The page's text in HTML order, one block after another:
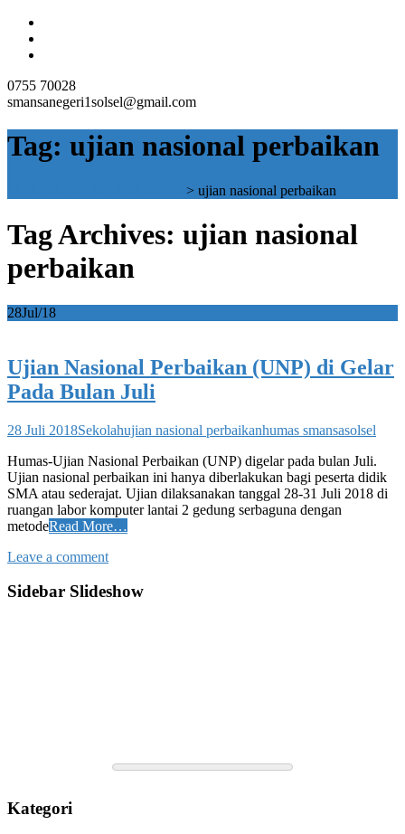
0755 70028
smansanegeri1solsel@gmail.com
Tag: ujian nasional perbaikan
> ujian nasional perbaikan
Tag Archives: ujian nasional
perbaikan
28Jul/18
Ujian Nasional Perbaikan (UNP) di Gelar
Pada Bulan Juli
28 Juli 2018Sekolahujian nasional perbaikanhumas smansasolsel
Humas-Ujian Nasional Perbaikan (UNP) digelar pada bulan Juli.
Ujian nasional perbaikan ini hanya diberlakukan bagi peserta didik
SMA atau sederajat. Ujian dilaksanakan tanggal 28-31 Juli 2018 di
ruangan labor komputer lantai 2 gedung serbaguna dengan
metodeRead More…
Leave a comment
Sidebar Slideshow
Kategori